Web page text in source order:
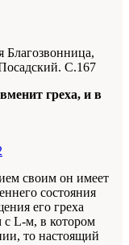
Благозвонница,
С.167
греха, и в
своим он имеет
состояния
его греха
с L-м, в котором
то настоящий